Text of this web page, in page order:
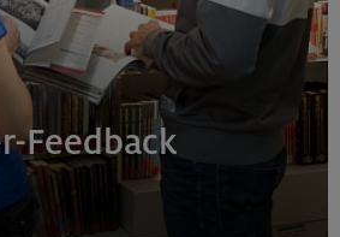
für Anfänger im Altmühltal
Feedback